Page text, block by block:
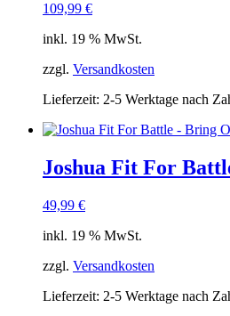
109,99 €
inkl. 19 % MwSt.
zzgl. Versandkosten
Lieferzeit: 2-5 Werktage nach
Joshua Fit For
49,99 €
inkl. 19 % MwSt.
zzgl. Versandkosten
Lieferzeit: 2-5 Werktage nach